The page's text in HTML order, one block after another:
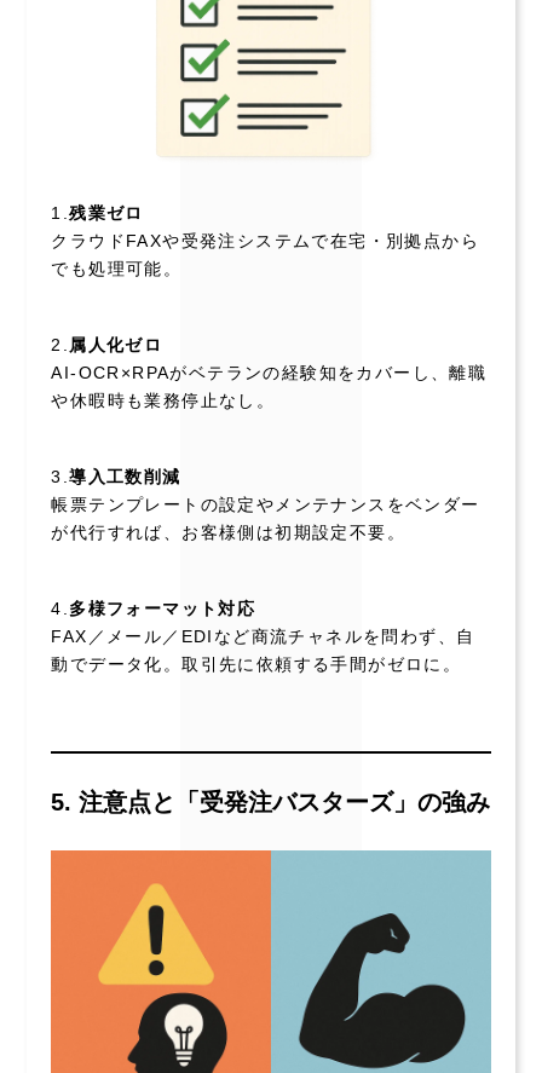
1.残業ゼロ
クラウドFAXや受発注システムで在宅・別拠点から
でも処理可能。
2.
属人化ゼロ
AI-OCR×RPAがベテランの経験知をカバーし、離職
や休暇時も業務停止なし。
3.導入工数削減
帳票テンプレートの設定やメンテナンスをベンダー
が代行すれば、お客様側は初期設定不要。
4. 多様フォーマット対応
FAX／メール／EDIなど商流チャネルを問わず、自
動でデータ化。取引先に依頼する手間がゼロに。
5. 注意点と「受発注バスターズ」の強み